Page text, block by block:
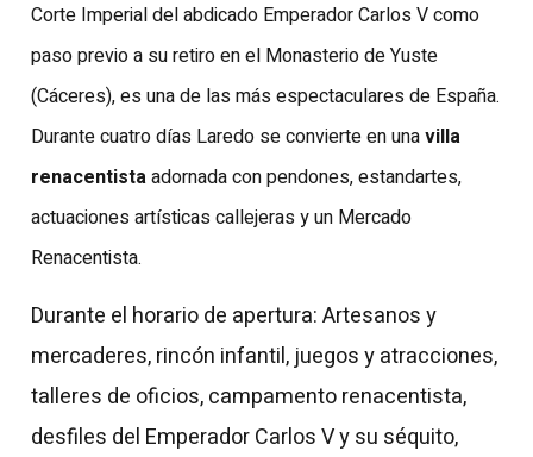
Corte Imperial del abdicado Emperador Carlos V como
paso previo a su retiro en el Monasterio de Yuste
(Cáceres),es una de las más espectaculares de España.
Durante cuatro días Laredo se convierte en unavilla
renacentistaadornada con pendones, estandartes,
actuaciones artísticas callejeras y un Mercado
Renacentista.
Durante el horario de apertura: Artesanos y
mercaderes, rincón infantil, juegos y atracciones,
talleres de oficios, campamento renacentista,
desfiles del Emperador Carlos V y su séquito,